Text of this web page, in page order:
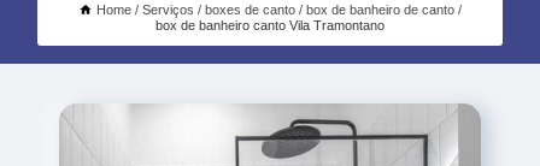
Home Serviços boxes de canto
box de banheiro de canto
box de banheiro canto Vila Tramontano